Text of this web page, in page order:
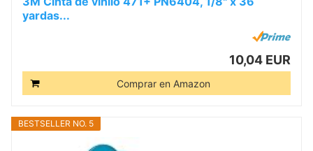
yardas...
10,04 EUR
Comprar en Amazon
BESTSELLER NO. 5